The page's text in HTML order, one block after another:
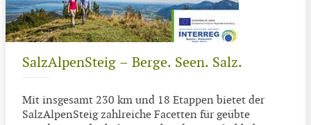
SalzAlpenSteig – Berge. Seen. Salz.
Mit insgesamt 230 km und 18 Etappen bietet der
SalzAlpenSteig zahlreiche Facetten für geübte